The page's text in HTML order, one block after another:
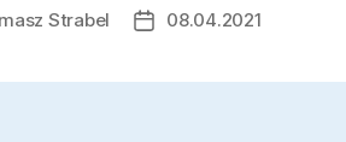
Strabel
Data08.04.2021